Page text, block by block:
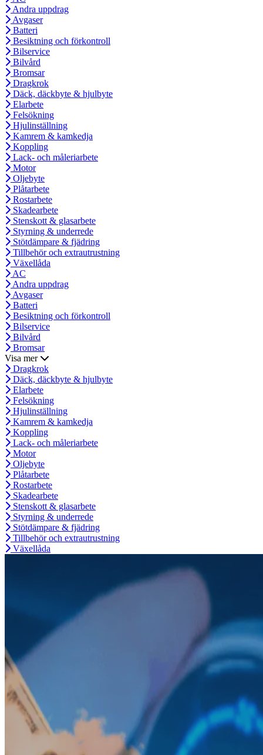
Andra uppdrag
Avgaser
Batteri
Besiktning och förkontroll
Bilservice
Bilvård
Bromsar
Dragkrok
Däck, däckbyte & hjulbyte
Elarbete
Felsökning
Hjulinställning
Kamrem & kamkedja
Koppling
Lack- och måleriarbete
Motor
Oljebyte
Plåtarbete
Rostarbete
Skadearbete
Stenskott & glasarbete
Styrning & underrede
Stötdämpare & fjädring
Tillbehör och extrautrustning
Växellåda
AC
Andra uppdrag
Avgaser
Batteri
Besiktning och förkontroll
Bilservice
Bilvård
Bromsar
Visa mer
Dragkrok
Däck, däckbyte & hjulbyte
Elarbete
Felsökning
Hjulinställning
Kamrem & kamkedja
Koppling
Lack- och måleriarbete
Motor
Oljebyte
Plåtarbete
Rostarbete
Skadearbete
Stenskott & glasarbete
Styrning & underrede
Stötdämpare & fjädring
Tillbehör och extrautrustning
Växellåda